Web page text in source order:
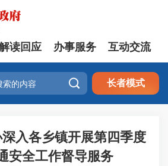
读回应 办事服务 互动交流
 长者模式
入各乡镇开展第四季度
安全工作督导服务